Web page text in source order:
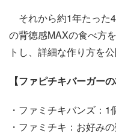
それから約1年たった
の背徳感MAXの食べ方
トし、詳細な作り方を公
【ファピチキバーガーの
・ファミチキバンズ：1
・ファミチキ：お好み